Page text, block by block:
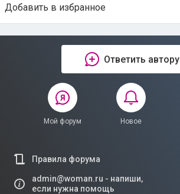
Добавить в избранное
Тема в избранном
Ответить автору
Мой форум Новое
Правила форума
admin@woman.ru - напиши,
если нужна помощь